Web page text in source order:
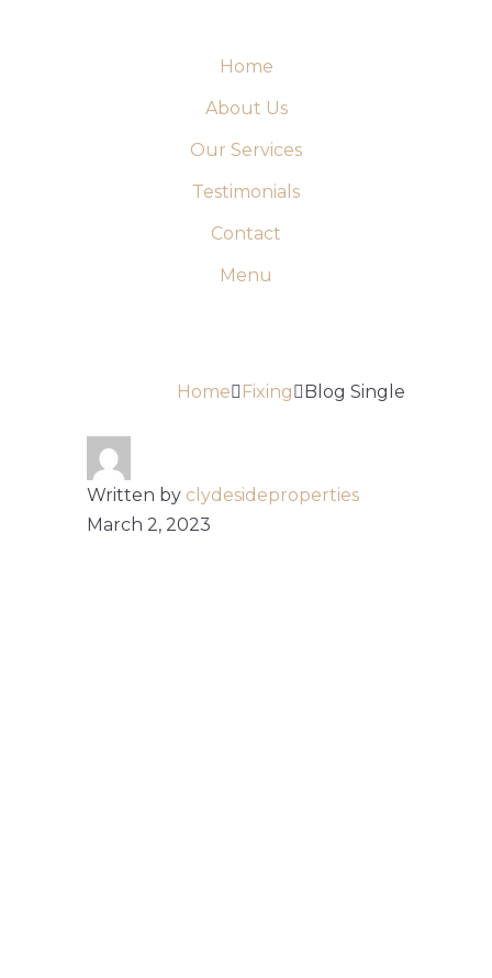
Home
About Us
Our Services
Testimonials
Contact
Menu
Home Fixing Blog Single
Written by clydesideproperties
March 2, 2023